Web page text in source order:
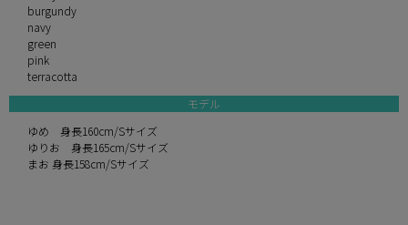
burgundy
navy
green
pink
terracotta
モデル
ゆめ 身長160cm/Sサイズ
ゆりお 身長165cm/Sサイズ
まお 身長158cm/Sサイズ